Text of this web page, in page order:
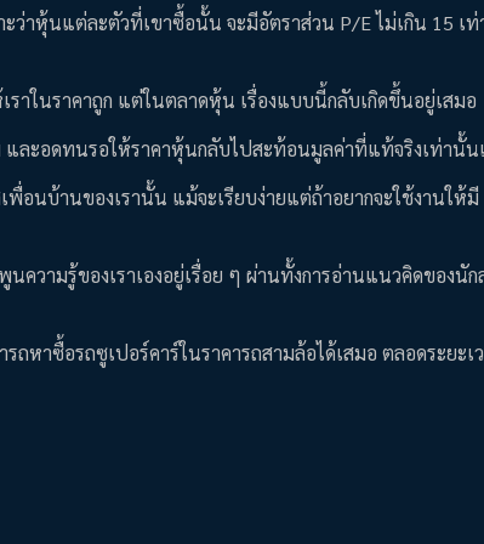
ว่าหุ้นแต่ละตัวที่เขาซื้อนั้น จะมีอัตราส่วน P/E ไม่เกิน 15 เท่
ราในราคาถูก แต่ในตลาดหุ้น เรื่องแบบนี้กลับเกิดขึ้นอยู่เสมอ
ละอดทนรอให้ราคาหุ้นกลับไปสะท้อนมูลค่าที่แท้จริงเท่านั้น
อนบ้านของเรานั้น แม้จะเรียบง่ายแต่ถ้าอยากจะใช้งานให้มี
วามรู้ของเราเองอยู่เรื่อย ๆ ผ่านทั้งการอ่านแนวคิดของนัก
าซื้อรถซูเปอร์คาร์ในราคารถสามล้อได้เสมอ ตลอดระยะเ